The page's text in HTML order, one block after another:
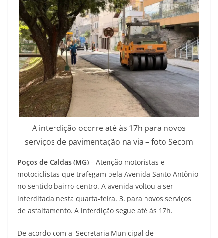
A interdição ocorre até às 17h para novos
serviços de pavimentação na via – foto Secom
Poços de Caldas (MG) – Atenção motoristas e
motociclistas que trafegam pela Avenida Santo Antônio
no sentido bairro-centro. A avenida voltou a ser
interditada nesta quarta-feira, 3, para novos serviços
de asfaltamento. A interdição segue até às 17h.
De acordo com a Secretaria Municipal de